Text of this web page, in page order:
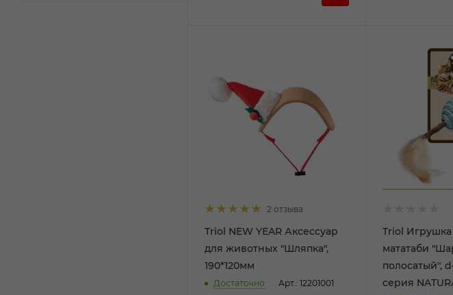
2 отзыва
Triol NEW YEAR Аксессуар
для животных "Шляпка",
190*120мм
Достаточно Арт.: 12201001
Triol
мататаби
полосатый",
серия